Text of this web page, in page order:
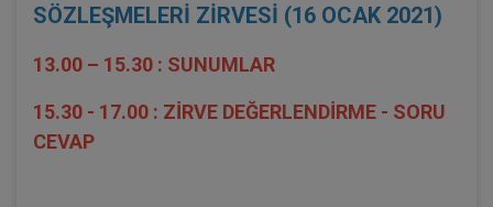
SÖZLEŞMELERİ ZİRVESİ (16 OCAK 2021)
13.00 – 15.30 : SUNUMLAR
15.30 - 17.00 : ZİRVE DEĞERLENDİRME - SORU
CEVAP